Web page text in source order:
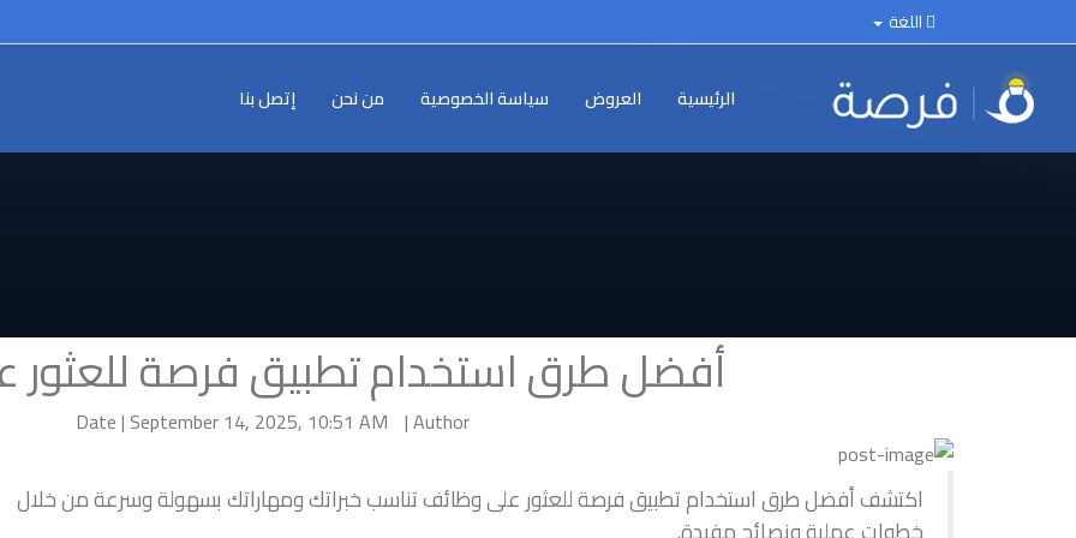
اللغة
الرئيسية العروض سياسة الخصوصية من نحن إتصل بنا
أفضل طرق استخدام تطبيق فرصة
Author |
Date | September 14, 2025, 10:51 AM
اكتشف أفضل طرق استخدام تطبيق فرصة للعثور على وظائف تناسب خبراتك ومهاراتك بسهولة وسرعة من خلال